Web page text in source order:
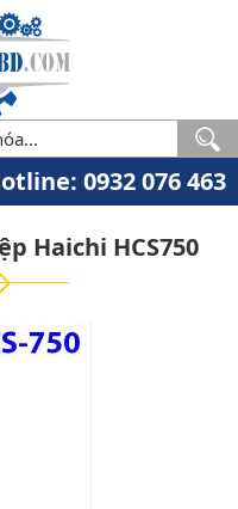
0932 076 463
Haichi HCS750